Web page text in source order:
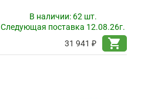
В наличии: 62 шт.
Следующая поставка 12.08.26г.
31 941 ₽
shopping_cart